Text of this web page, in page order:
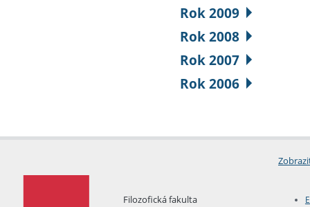
Rok 2009
Rok 2008
Rok 2007
Rok 2006
Filozofická fakulta